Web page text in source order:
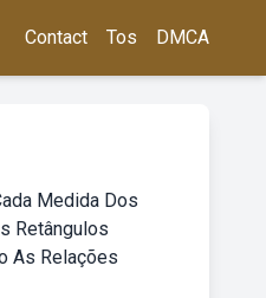
Contact Tos DMCA
Medida Dos
Retângulos
As Relações